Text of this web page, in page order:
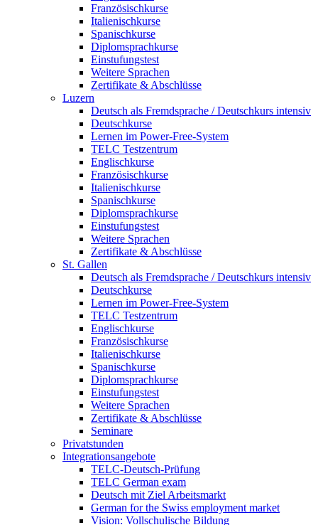
Französischkurse
Italienischkurse
Spanischkurse
Diplomsprachkurse
Einstufungstest
Weitere Sprachen
Zertifikate & Abschlüsse
Luzern
Deutsch als Fremdsprache / Deutschkurs intensiv
Deutschkurse
Lernen im Power-Free-System
TELC Testzentrum
Englischkurse
Französischkurse
Italienischkurse
Spanischkurse
Diplomsprachkurse
Einstufungstest
Weitere Sprachen
Zertifikate & Abschlüsse
St. Gallen
Deutsch als Fremdsprache / Deutschkurs intensiv
Deutschkurse
Lernen im Power-Free-System
TELC Testzentrum
Englischkurse
Französischkurse
Italienischkurse
Spanischkurse
Diplomsprachkurse
Einstufungstest
Weitere Sprachen
Zertifikate & Abschlüsse
Seminare
Privatstunden
Integrationsangebote
TELC-Deutsch-Prüfung
TELC German exam
Deutsch mit Ziel Arbeitsmarkt
German for the Swiss employment market
Vision: Vollschulische Bildung